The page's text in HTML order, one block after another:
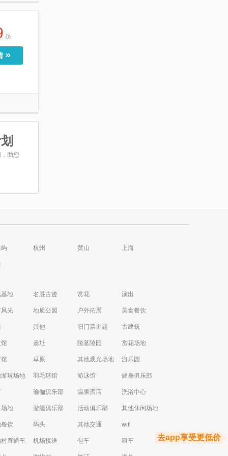
起
»
助您
杭州 黄山 上海
地 名胜古迹 赏花 演出
光 地质公园 户外拓展 美食餐饮
其他 旧门票主题 古建筑
遗址 陵墓陵园 赏花场地
草原 其他观光场地 游乐园
玩场地 羽毛球馆 游泳馆 健身俱乐部
瑜伽俱乐部 温泉酒店 洗浴中心
地 游艇俱乐部 活动俱乐部 其他休闲场地
饮 码头 其他交通 wifi
村直通车 机场接送 包车 租车 去app享受更低价